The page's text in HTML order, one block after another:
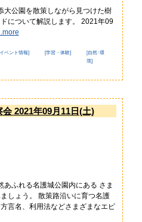
大公園を散策しながら見つけた樹
について解説します。 2021年09
ベント情報] [学習・体験]
[自然･環
境]
2021年09月11日(土)
ふれる名護城公園内にある さま
しょう。 散策路沿いに育つ名護
言名、利用法などさまざまなエピ